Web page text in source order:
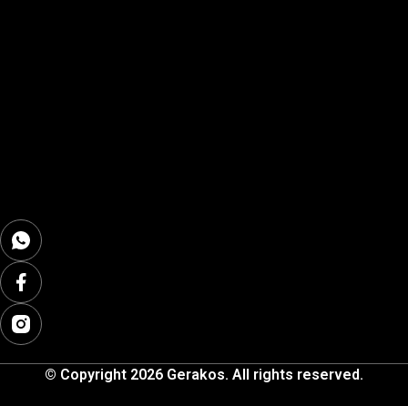
© Copyright 2026 Gerakos. All rights reserved.